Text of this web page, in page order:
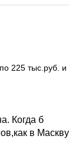
225 тыс.руб. и
Когда б
в